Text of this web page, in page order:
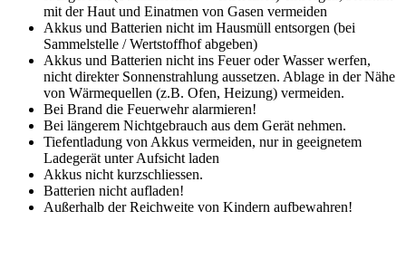
mit der Haut und Einatmen von Gasen vermeiden
Akkus und Batterien nicht im Hausmüll entsorgen (bei
Sammelstelle / Wertstoffhof abgeben)
Akkus und Batterien nicht ins Feuer oder Wasser werfen,
nicht direkter Sonnenstrahlung aussetzen. Ablage in der Nähe
von Wärmequellen (z.B. Ofen, Heizung) vermeiden.
Bei Brand die Feuerwehr alarmieren!
Bei längerem Nichtgebrauch aus dem Gerät nehmen.
Tiefentladung von Akkus vermeiden, nur in geeignetem
Ladegerät unter Aufsicht laden
Akkus nicht kurzschliessen.
Batterien nicht aufladen!
Außerhalb der Reichweite von Kindern aufbewahren!